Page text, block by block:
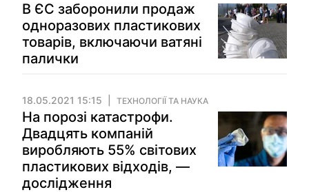
В ЄС заборонили продаж
одноразових пластикових
товарів, включаючи ватяні
палички
18.05.2021 15:15 ТЕХНОЛОГІЇ ТА НАУКА
На порозі катастрофи.
Двадцять компаній
виробляють 55% світових
пластикових відходів, —
дослідження